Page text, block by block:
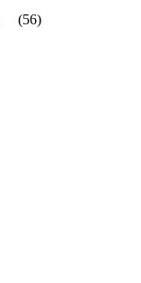
(56)